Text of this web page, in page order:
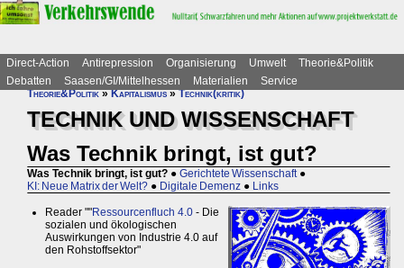
Direct-Action Antirepression Organisierung Umwelt
Theorie&Politik
Debatten
Saasen/GI/Mittelhessen Materialien
Service
Theorie&Politik»Kapitalismus»Technik(kritik)
TECHNIK UND WISSENSCHAFT
Was Technik bringt, ist gut?
Was Technik bringt, ist gut? ● Gerichtete Wissenschaft ●
KI: Neue Matrix der Welt? ● Digitale Demenz ● Links
Reader ""Ressourcenfluch 4.0 - Die
sozialen und ökologischen
Auswirkungen von Industrie 4.0 auf
den Rohstoffsektor"